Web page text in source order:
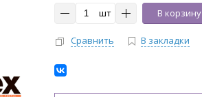
шт В корзину
Сравнить В закладки